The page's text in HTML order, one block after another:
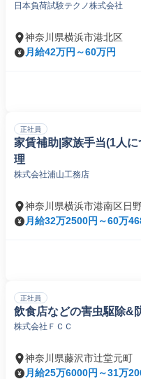
日本負荷試験テクノ株式会社
神奈川県横浜市港北区
月給42万円～60万円
正社員
家賃補助|家族手当(1人
理
株式会社浦山工務店
神奈川県横浜市港南区日野
月給32万2500円～60万
正社員
飲食店などの害虫駆除&
株式会社ＦＣＣ
神奈川県藤沢市辻堂元町
月給25万6000円～31万